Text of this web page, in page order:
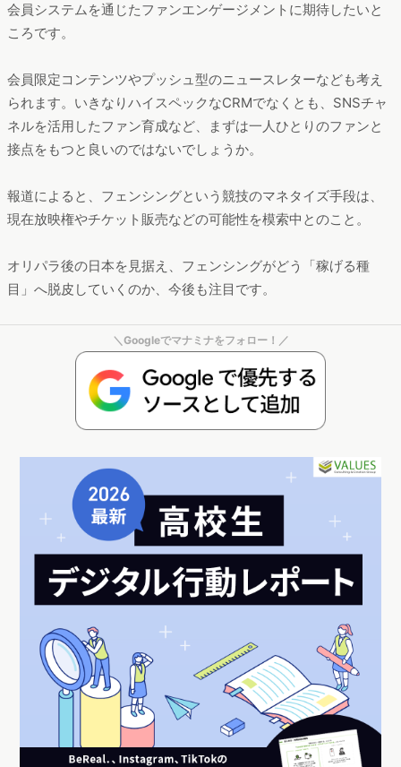
会員システムを通じたファンエンゲージメントに期待したいと
ころです。
会員限定コンテンツやプッシュ型のニュースレターなども考え
られます。いきなりハイスペックなCRMでなくとも、SNSチャ
ネルを活用したファン育成など、まずは一人ひとりのファンと
接点をもつと良いのではないでしょうか。
報道によると、フェンシングという競技のマネタイズ手段は、
現在放映権やチケット販売などの可能性を模索中とのこと。
オリパラ後の日本を見据え、フェンシングがどう「稼げる種
目」へ脱皮していくのか、今後も注目です。
＼Googleでマナミナをフォロー！／